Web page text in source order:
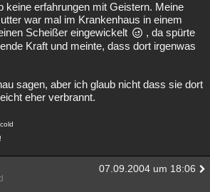
keine erfahrungen mit Geistern. Meine
war mal im Krankenhaus in einem
Scheißer eingewickelt
, da spürte
Kraft und meinte, dass dort irgenwas
sagen, aber ich glaub nicht dass sie dort
eher verbrannt.
07.09.2004 um 18:06